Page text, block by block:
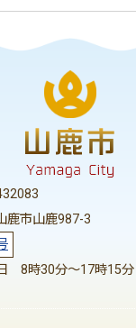
鹿市山鹿987-3
8時30分～17時15分